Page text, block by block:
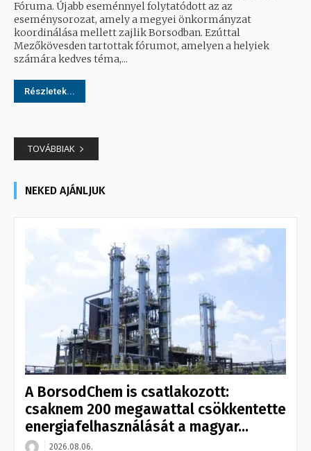
Fóruma. Újabb eseménnyel folytatódott az az
eseménysorozat, amely a megyei önkormányzat
koordinálása mellett zajlik Borsodban. Ezúttal
Mezőkövesden tartottak fórumot, amelyen a helyiek
számára kedves téma,...
Részletek...
TOVÁBBIAK
NEKED AJÁNLJUK
A BorsodChem is csatlakozott:
csaknem 200 megawattal csökkentette
energiafelhasználását a magyar...
2026.08.06.